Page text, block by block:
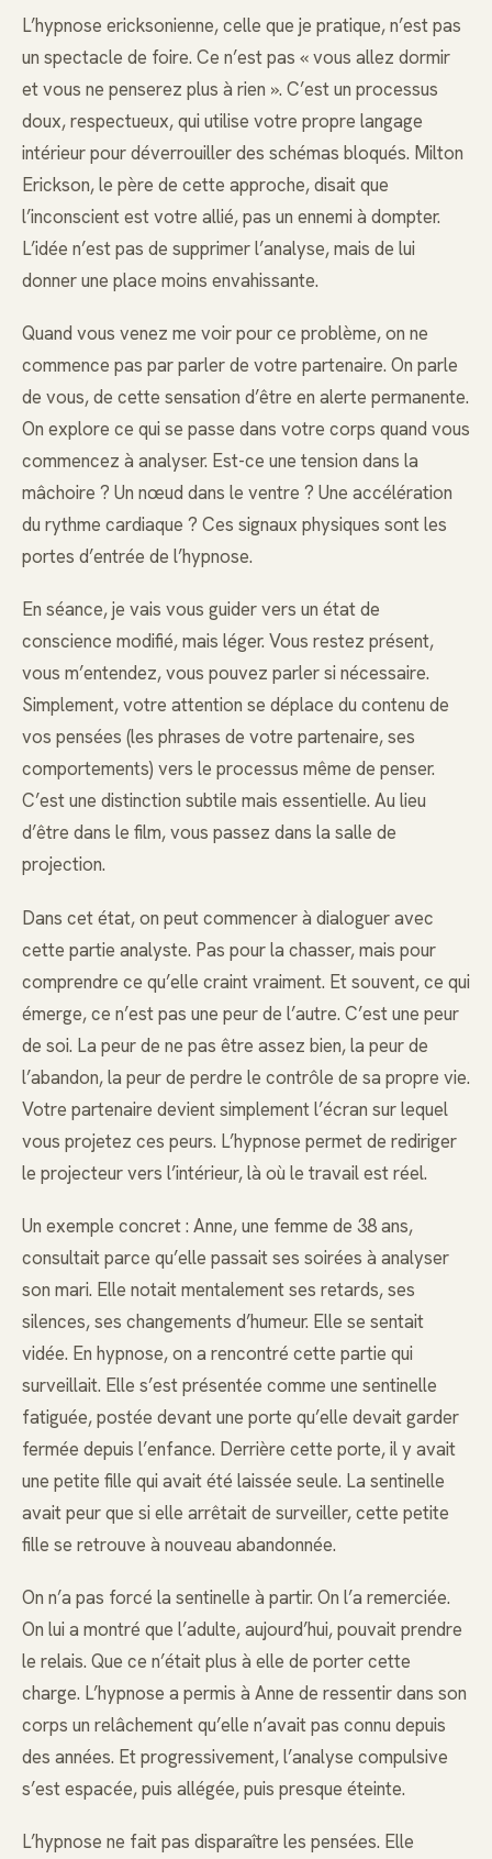
L’hypnose ericksonienne, celle que je pratique, n’est pas
un spectacle de foire. Ce n’est pas « vous allez dormir
et vous ne penserez plus à rien ». C’est un processus
doux, respectueux, qui utilise votre propre langage
intérieur pour déverrouiller des schémas bloqués. Milton
Erickson, le père de cette approche, disait que
l’inconscient est votre allié, pas un ennemi à dompter.
L’idée n’est pas de supprimer l’analyse, mais de lui
donner une place moins envahissante.
Quand vous venez me voir pour ce problème, on ne
commence pas par parler de votre partenaire. On parle
de vous, de cette sensation d’être en alerte permanente.
On explore ce qui se passe dans votre corps quand vous
commencez à analyser. Est-ce une tension dans la
mâchoire ? Un nœud dans le ventre ? Une accélération
du rythme cardiaque ? Ces signaux physiques sont les
portes d’entrée de l’hypnose.
En séance, je vais vous guider vers un état de
conscience modifié, mais léger. Vous restez présent,
vous m’entendez, vous pouvez parler si nécessaire.
Simplement, votre attention se déplace du contenu de
vos pensées (les phrases de votre partenaire, ses
comportements) vers le processus même de penser.
C’est une distinction subtile mais essentielle. Au lieu
d’être dans le film, vous passez dans la salle de
projection.
Dans cet état, on peut commencer à dialoguer avec
cette partie analyste. Pas pour la chasser, mais pour
comprendre ce qu’elle craint vraiment. Et souvent, ce qui
émerge, ce n’est pas une peur de l’autre. C’est une peur
de soi. La peur de ne pas être assez bien, la peur de
l’abandon, la peur de perdre le contrôle de sa propre vie.
Votre partenaire devient simplement l’écran sur lequel
vous projetez ces peurs. L’hypnose permet de rediriger
le projecteur vers l’intérieur, là où le travail est réel.
Un exemple concret : Anne, une femme de 38 ans,
consultait parce qu’elle passait ses soirées à analyser
son mari. Elle notait mentalement ses retards, ses
silences, ses changements d’humeur. Elle se sentait
vidée. En hypnose, on a rencontré cette partie qui
surveillait. Elle s’est présentée comme une sentinelle
fatiguée, postée devant une porte qu’elle devait garder
fermée depuis l’enfance. Derrière cette porte, il y avait
une petite fille qui avait été laissée seule. La sentinelle
avait peur que si elle arrêtait de surveiller, cette petite
fille se retrouve à nouveau abandonnée.
On n’a pas forcé la sentinelle à partir. On l’a remerciée.
On lui a montré que l’adulte, aujourd’hui, pouvait prendre
le relais. Que ce n’était plus à elle de porter cette
charge. L’hypnose a permis à Anne de ressentir dans son
corps un relâchement qu’elle n’avait pas connu depuis
des années. Et progressivement, l’analyse compulsive
s’est espacée, puis allégée, puis presque éteinte.
L’hypnose ne fait pas disparaître les pensées. Elle